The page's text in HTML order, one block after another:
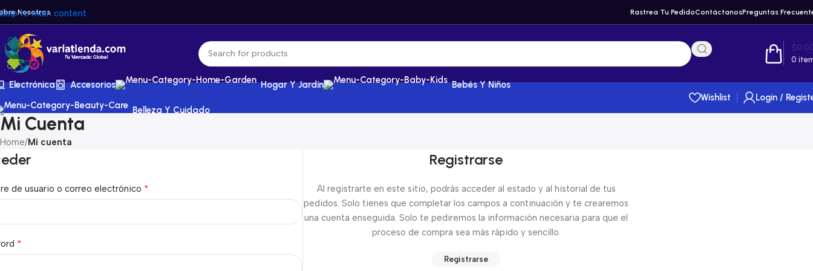
Skip to main content
Nosotros Rastrea Tu PedidoContáctanosPreguntas
0
$
Electrónica Accesorios Hogar Y Jardín Bebés Y Niños
Belleza Y Cuidado
Wishlist Login /
Mi Cuenta
Home/Mi cuenta
de usuario o correo electrónico *
*
Registrarse
Al registrarte en este sitio, podrás acceder al estado y al historial de tus
pedidos. Solo tienes que completar los campos a continuación y te crearemos
una cuenta enseguida. Solo te pediremos la información necesaria para que el
proceso de compra sea más rápido y sencillo.
Registrarse